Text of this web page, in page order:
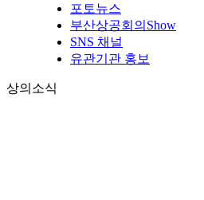
포토뉴스
부산상공회의Show
SNS 채널
유관기관 홍보
상의소식